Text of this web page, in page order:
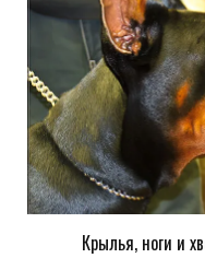
Крылья, ноги и